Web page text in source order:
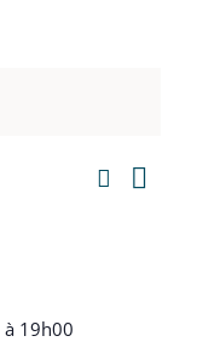
Liste
à 19h00